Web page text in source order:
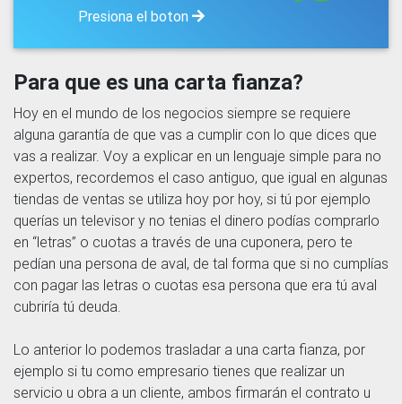
Presiona el boton
Para que es una carta fianza?
Hoy en el mundo de los negocios siempre se requiere
alguna garantía de que vas a cumplir con lo que dices que
vas a realizar. Voy a explicar en un lenguaje simple para no
expertos, recordemos el caso antiguo, que igual en algunas
tiendas de ventas se utiliza hoy por hoy, si tú por ejemplo
querías un televisor y no tenias el dinero podías comprarlo
en “letras” o cuotas a través de una cuponera, pero te
pedían una persona de aval, de tal forma que si no cumplías
con pagar las letras o cuotas esa persona que era tú aval
cubriría tú deuda.
Lo anterior lo podemos trasladar a una carta fianza, por
ejemplo si tu como empresario tienes que realizar un
servicio u obra a un cliente, ambos firmarán el contrato u